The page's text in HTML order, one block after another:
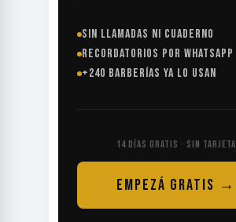
SIN LLAMADAS NI CUADERNO
RECORDATORIOS POR WHATSAPP
+240 BARBERÍAS YA LO USAN
14 DÍAS GRATIS · SIN TARJETA
EMPEZÁ GRATIS →